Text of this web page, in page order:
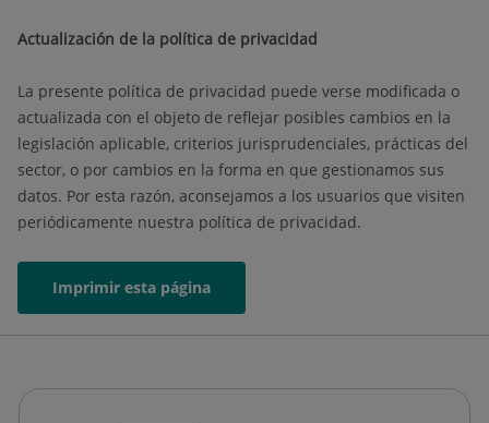
Actualización de la política de privacidad
La presente política de privacidad puede verse modificada o
actualizada con el objeto de reflejar posibles cambios en la
legislación aplicable, criterios jurisprudenciales, prácticas del
sector, o por cambios en la forma en que gestionamos sus
datos. Por esta razón, aconsejamos a los usuarios que visiten
periódicamente nuestra política de privacidad.